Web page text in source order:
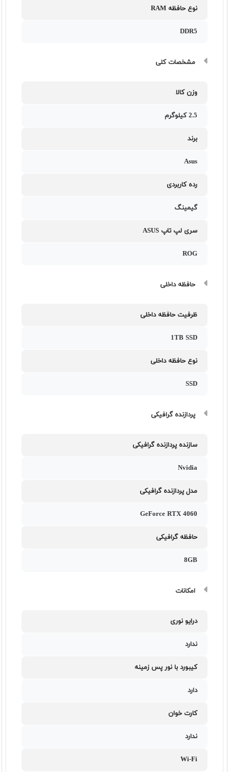
نوع حافظه RAM
DDR5
مشخصات کلی
وزن کالا
2.5 کیلوگرم
برند
Asus
رده کاربردی
گیمینگ
سری لپ تاپ ASUS
ROG
حافظه داخلی
ظرفیت حافظه داخلی
1TB SSD
نوع حافظه داخلی
SSD
پردازنده گرافیکی
سازنده پردازنده گرافیکی
Nvidia
مدل پردازنده گرافیکی
GeForce RTX 4060
حافظه گرافیکی
8GB
امکانات
درایو نوری
ندارد
کیبورد با نور پس زمینه
دارد
کارت خوان
ندارد
Wi-Fi